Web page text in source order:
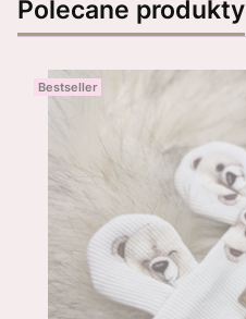
Polecane produkty
Bestseller